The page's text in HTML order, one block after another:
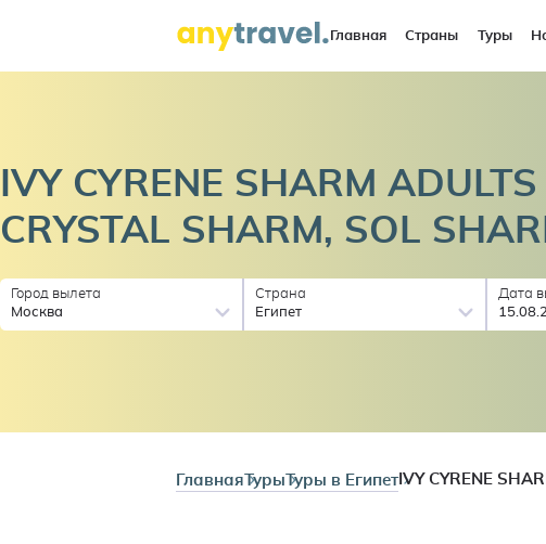
Главная Страны Туры
IVY CYRENE SHARM
CRYSTAL SHARM, SOL
Город вылета
Москва
Страна
Египет
Дата
ГлавнаяТурыТуры в Египет